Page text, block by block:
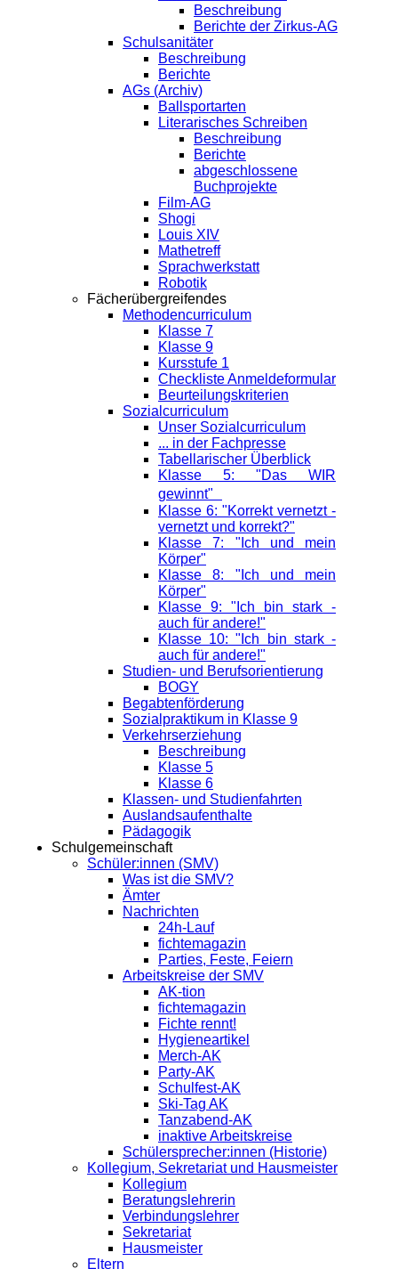
Beschreibung
Berichte der Zirkus-AG
Schulsanitäter
Beschreibung
Berichte
AGs (Archiv)
Ballsportarten
Literarisches Schreiben
Beschreibung
Berichte
abgeschlossene
Buchprojekte
Film-AG
Shogi
Louis XIV
Mathetreff
Sprachwerkstatt
Robotik
Fächerübergreifendes
Methodencurriculum
Klasse 7
Klasse 9
Kursstufe 1
Checkliste Anmeldeformular
Beurteilungskriterien
Sozialcurriculum
Unser Sozialcurriculum
... in der Fachpresse
Tabellarischer Überblick
Klasse 5: "Das WIR
gewinnt"
Klasse 6: "Korrekt vernetzt -
vernetzt und korrekt?"
Klasse 7: "Ich und mein
Körper"
Klasse 8: "Ich und mein
Körper"
Klasse 9: "Ich bin stark -
auch für andere!"
Klasse 10: "Ich bin stark -
auch für andere!"
Studien- und Berufsorientierung
BOGY
Begabtenförderung
Sozialpraktikum in Klasse 9
Verkehrserziehung
Beschreibung
Klasse 5
Klasse 6
Klassen- und Studienfahrten
Auslandsaufenthalte
Pädagogik
Schulgemeinschaft
Schüler:innen (SMV)
Was ist die SMV?
Ämter
Nachrichten
24h-Lauf
fichtemagazin
Parties, Feste, Feiern
Arbeitskreise der SMV
AK-tion
fichtemagazin
Fichte rennt!
Hygieneartikel
Merch-AK
Party-AK
Schulfest-AK
Ski-Tag AK
Tanzabend-AK
inaktive Arbeitskreise
Schülersprecher:innen (Historie)
Kollegium, Sekretariat und Hausmeister
Kollegium
Beratungslehrerin
Verbindungslehrer
Sekretariat
Hausmeister
Eltern